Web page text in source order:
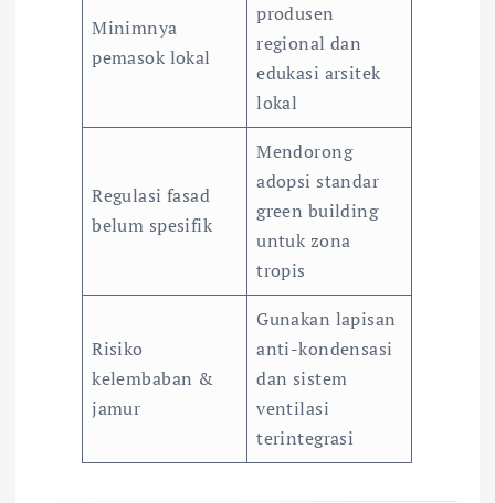
Minimnya
pemasok lokal
produsen
regional dan
edukasi arsitek
lokal
Regulasi fasad
belum spesifik
Mendorong
adopsi standar
green building
untuk zona
tropis
Risiko
kelembaban &
jamur
Gunakan lapisan
anti-kondensasi
dan sistem
ventilasi
terintegrasi